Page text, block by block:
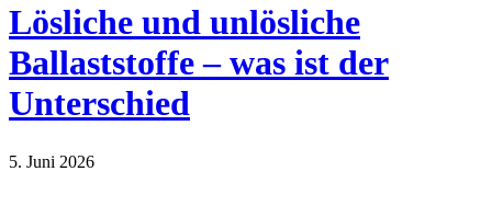
Lösliche und unlösliche
Ballaststoffe – was ist der
Unterschied
5. Juni 2026